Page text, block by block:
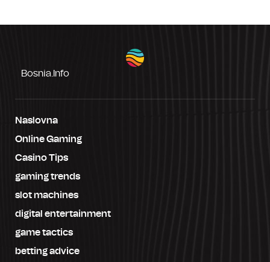
Bosnia.info
Naslovna
Online Gaming
Casino Tips
gaming trends
slot machines
digital entertainment
game tactics
betting advice